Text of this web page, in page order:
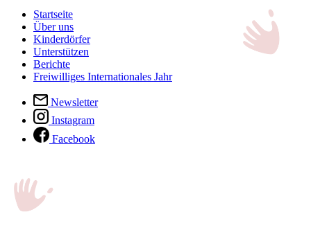
Startseite
Über uns
Kinderdörfer
Unterstützen
Berichte
Freiwilliges Internationales Jahr
Newsletter
Instagram
Facebook